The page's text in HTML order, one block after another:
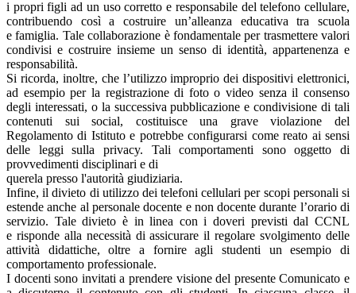
i propri figli ad un uso corretto e responsabile del telefono cellulare,
contribuendo così a costruire un’alleanza educativa tra scuola
e famiglia. Tale collaborazione è fondamentale per trasmettere valori
condivisi e costruire insieme un senso di identità, appartenenza e
responsabilità.
Si ricorda, inoltre, che l’utilizzo improprio dei dispositivi elettronici,
ad esempio per la registrazione di foto o video senza il consenso
degli interessati, o la successiva pubblicazione e condivisione di tali
contenuti sui social, costituisce una grave violazione del
Regolamento di Istituto e potrebbe configurarsi come reato ai sensi
delle leggi sulla privacy. Tali comportamenti sono oggetto di
provvedimenti disciplinari e di
querela presso l'autorità giudiziaria.
Infine, il divieto di utilizzo dei telefoni cellulari per scopi personali si
estende anche al personale docente e non docente durante l’orario di
servizio. Tale divieto è in linea con i doveri previsti dal CCNL
e risponde alla necessità di assicurare il regolare svolgimento delle
attività didattiche, oltre a fornire agli studenti un esempio di
comportamento professionale.
I docenti sono invitati a prendere visione del presente Comunicato e